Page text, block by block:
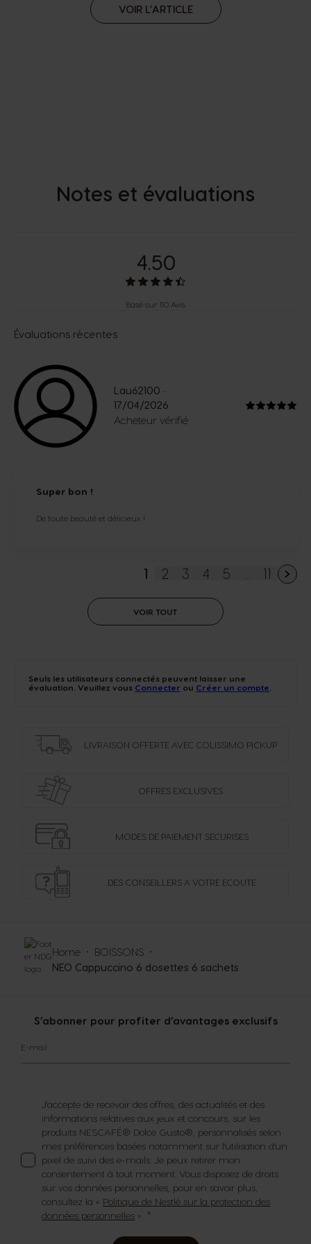
VOIR L’ARTICLE
Notes et évaluations
4.50
Basé sur 110 Avis
Évaluations récentes
Lau62100 -
17/04/2026
Acheteur vérifié
Super bon !
De toute beauté et délicieux !
Vous lisez actuellement
1 Page
2 Page
3 Page
4 Page
5 Page
11
VOIR TOUT
Seuls les utilisateurs connectés peuvent laisser une
évaluation. Veuillez vous Connecter ou Créer un compte
LIVRAISON OFFERTE AVEC COLISSIMO PICKUP
OFFRES EXCLUSIVES
MODES DE PAIEMENT SECURISES
DES CONSEILLERSA VOTRE ECOUTE
S’abonner pour profiter d’avantages exclusifs
E-mail
J'accepte de recevoir des offres, des actualités et des
informations relatives aux jeux et concours, sur les
produits NESCAFÉ® Dolce Gusto®, personnalisés selon
mes préférences basées notamment sur l'utilisation d'un
pixel de suivi des e-mails. Je peux retirer mon
consentement à tout moment. Vous disposez de droits
sur vos données personnelles, pour en savoir plus,
consultez la « Politique de Nestlé sur la protection des
données personnelles ».
Home
BOISSONS
NEO Cappuccino 6 dosettes 6 sachets